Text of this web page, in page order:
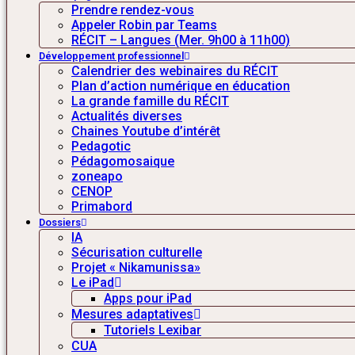
Prendre rendez-vous
Appeler Robin par Teams
RÉCIT – Langues (Mer. 9h00 à 11h00)
Développement professionnel
Calendrier des webinaires du RÉCIT
Plan d’action numérique en éducation
La grande famille du RÉCIT
Actualités diverses
Chaines Youtube d’intérêt
Pedagotic
Pédagomosaique
zoneapo
CENOP
Primabord
Dossiers
IA
Sécurisation culturelle
Projet « Nikamunissa»
Le iPad
Apps pour iPad
Mesures adaptatives
Tutoriels Lexibar
CUA